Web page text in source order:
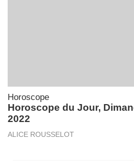
Horoscope
Horoscope du Jour,
2022
ALICE ROUSSELOT